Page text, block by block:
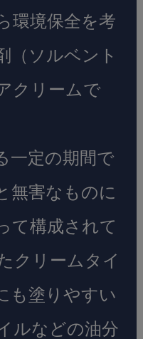
環境保全を考
（ソルベント
クリームで
一定の期間で
無害なものに
て構成されて
クリームタイ
も塗りやすい
ルなどの油分